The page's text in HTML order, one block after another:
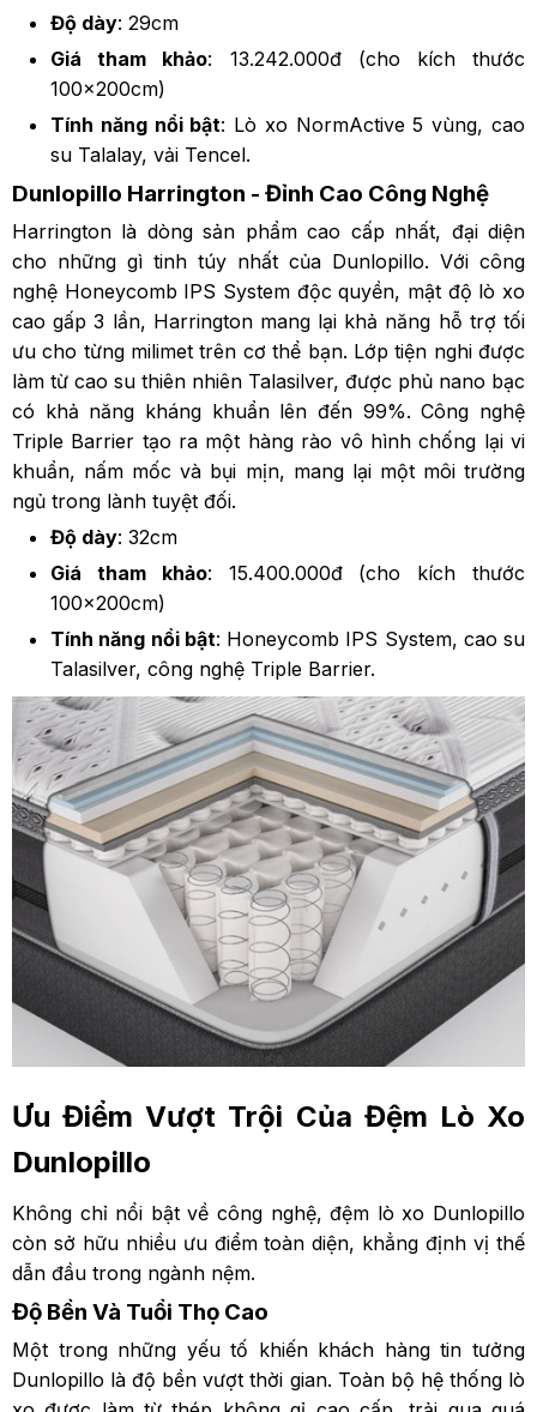
Độ dày: 29cm
Giá tham khảo: 13.242.000đ (cho kích thước
100x200cm)
Tính năng nổi bật: Lò xo NormActive 5 vùng, cao
su Talalay, vải Tencel.
Dunlopillo Harrington - Đỉnh Cao Công Nghệ
Harrington là dòng sản phẩm cao cấp nhất, đại diện
cho những gì tinh túy nhất của Dunlopillo. Với công
nghệ Honeycomb IPS System độc quyền, mật độ lò xo
cao gấp 3 lần, Harrington mang lại khả năng hỗ trợ tối
ưu cho từng milimet trên cơ thể bạn. Lớp tiện nghi được
làm từ cao su thiên nhiên Talasilver, được phủ nano bạc
có khả năng kháng khuẩn lên đến 99%. Công nghệ
Triple Barrier tạo ra một hàng rào vô hình chống lại vi
khuẩn, nấm mốc và bụi mịn, mang lại một môi trường
ngủ trong lành tuyệt đối.
Độ dày: 32cm
Giá tham khảo: 15.400.000đ (cho kích thước
100x200cm)
Tính năng nổi bật: Honeycomb IPS System, cao su
Talasilver, công nghệ Triple Barrier.
Ưu Điểm Vượt Trội Của Đệm Lò Xo
Dunlopillo
Không chỉ nổi bật về công nghệ, đệm lò xo Dunlopillo
còn sở hữu nhiều ưu điểm toàn diện, khẳng định vị thế
dẫn đầu trong ngành nệm.
Độ Bền Và Tuổi Thọ Cao
Một trong những yếu tố khiến khách hàng tin tưởng
Dunlopillo là độ bền vượt thời gian. Toàn bộ hệ thống lò